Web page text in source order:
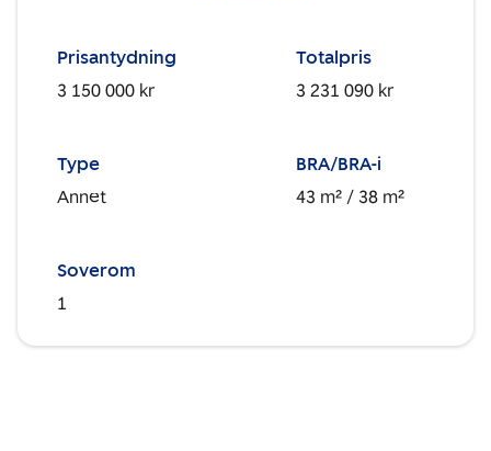
Prisantydning
3 150 000 kr
Totalpris
3 231 090 kr
Type
Annet
BRA/BRA-i
43 m² / 38 m²
Soverom
1